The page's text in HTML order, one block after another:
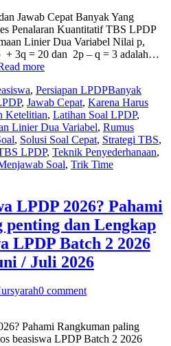
dan
Deret”
Jawab Cepat Banyak Yang
Penalaran Kuantitatif TBS LPDP
Linier Dua Variabel Nilai p,
+ 3q = 20 dan 2p – q = 3 adalah…
more“Karena
Ngitung
Cepat
dan
Jawab
Cepat
Banyak
Yang
1
Tipe
Soal
Subtes
Penalaran
Kuantitatif
LPDP!
Menjawab
Soal
, Persiapan LPDPBanyak
, Jawab Cepat, Karena Harus
Ketelitian, Latihan Soal LPDP,
Linier Dua Variabel, Rumus
, Solusi Soal Cepat, Strategi TBS,
LPDP, Teknik Penyederhanaan,
Soal, Trik Time
LPDP 2026? Pahami
penting dan Lengkap
LPDP Batch 2 2026
/ Juli 2026
0 comment
Pahami Rangkuman paling
beasiswa LPDP Batch 2 2026